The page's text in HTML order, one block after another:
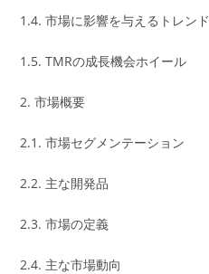
1.4. 市場に影響を与えるトレンド
1.5. TMRの成長機会ホイール
2. 市場概要
2.1. 市場セグメンテーション
2.2. 主な開発品
2.3. 市場の定義
2.4. 主な市場動向